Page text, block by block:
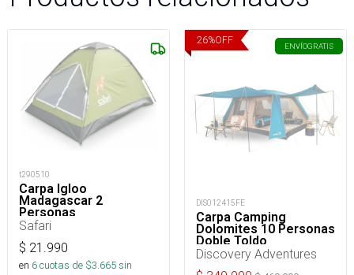
t290510
Carpa Igloo
Madagascar 2
Personas
Safari
$ 21.990
en 6cuotas de $3.665sin
26%OFF
ENVÍOGRATIS
DIS012415FE
Carpa Camping
Dolomites 10 Personas
Doble Toldo
Discovery Adventures